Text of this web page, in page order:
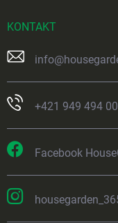
KONTAKT
info@
+421 949 494
Facebook